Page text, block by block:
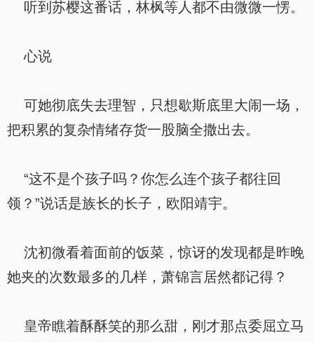
听到苏樱这番话，林枫等人都不由微微一愣。
心说
可她彻底失去理智，只想歇斯底里大闹一场，
把积累的复杂情绪存货一股脑全撒出去。
“这不是个孩子吗？你怎么连个孩子都往回
领？”说话是族长的长子，欧阳靖宇。
沈初微看着面前的饭菜，惊讶的发现都是昨晚
她夹的次数最多的几样，萧锦言居然都记得？
皇帝瞧着酥酥笑的那么甜，刚才那点委屈立马